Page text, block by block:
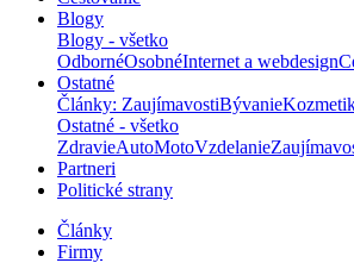
Blogy
Blogy - všetko
OdbornéOsobnéInternet a webdesign
Ostatné
Články: ZaujímavostiBývanie
Ostatné - všetko
ZdravieAutoMotoVzdelanie
Partneri
Politické strany
Články
Firmy